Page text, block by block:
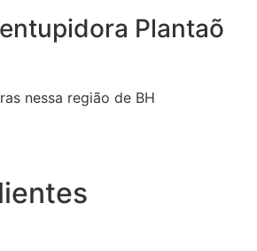
Plantaõ
nessa região de BH